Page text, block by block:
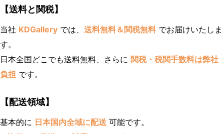
【送料と関税】
当社 KDGallery では、 送料無料＆関税無料でお届けいたしま
す。
日本全国どこでも送料無料、さらに 関税・税関手数料は弊社
負担 です。
【配送領域】
基本的に 日本国内全域に配送 可能です。